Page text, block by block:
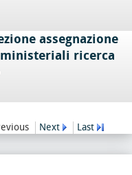
assegnazione
ricerca
Next Last